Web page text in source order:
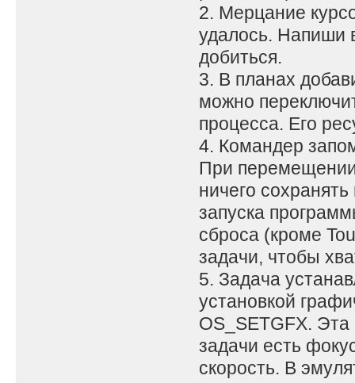
2. Мерцание
удалось. Напиши
добиться.
3. В планах
можно
процесса. Его
4. Командер
При
ничего
запуска
сброса (кроме
задачи, чтобы
5. Задача
установкой
OS_SETGFX. Эта
задачи есть
скорость. В